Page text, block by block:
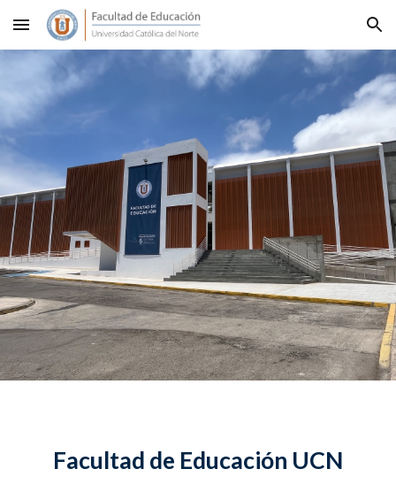
Skip to main content Skip to navigation
Facultad de Educación UCN